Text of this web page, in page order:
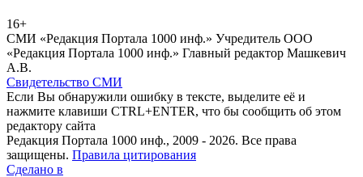
16+
СМИ «Редакция Портала 1000 инф.» Учредитель ООО
«Редакция Портала 1000 инф.» Главный редактор Машкевич
А.В.
Свидетельство СМИ
Если Вы обнаружили ошибку в тексте, выделите её и
нажмите клавиши CTRL+ENTER, что бы сообщить об этом
редактору сайта
Редакция Портала 1000 инф., 2009 - 2026. Все права
защищены. Правила цитирования
Сделано в